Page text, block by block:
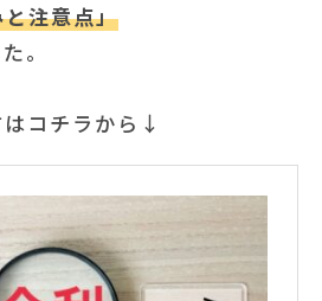
注意点」
。
コチラから↓